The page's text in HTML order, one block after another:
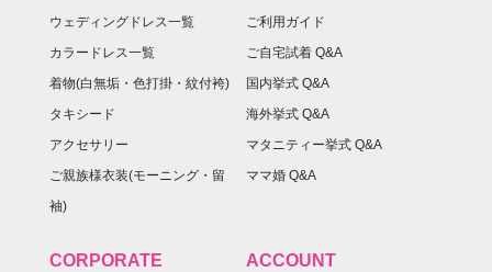
ウェディングドレス一覧
カラードレス一覧
着物(白無垢・色打掛・紋付袴)
タキシード
アクセサリー
ご親族様衣装(モーニング・留
袖)
ご利用ガイド
ご自宅試着 Q&A
国内挙式 Q&A
海外挙式 Q&A
マタニティー挙式 Q&A
ママ婚 Q&A
CORPORATE ACCOUNT